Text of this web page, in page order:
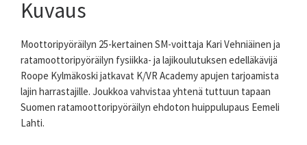
Kuvaus
Moottoripyöräilyn 25-kertainen SM-voittaja Kari Vehniäinen ja
ratamoottoripyöräilyn fysiikka- ja lajikoulutuksen edelläkävijä
Roope Kylmäkoski jatkavat K/VR Academy apujen tarjoamista
lajin harrastajille. Joukkoa vahvistaa yhtenä tuttuun tapaan
Suomen ratamoottoripyöräilyn ehdoton huippulupaus Eemeli
Lahti.